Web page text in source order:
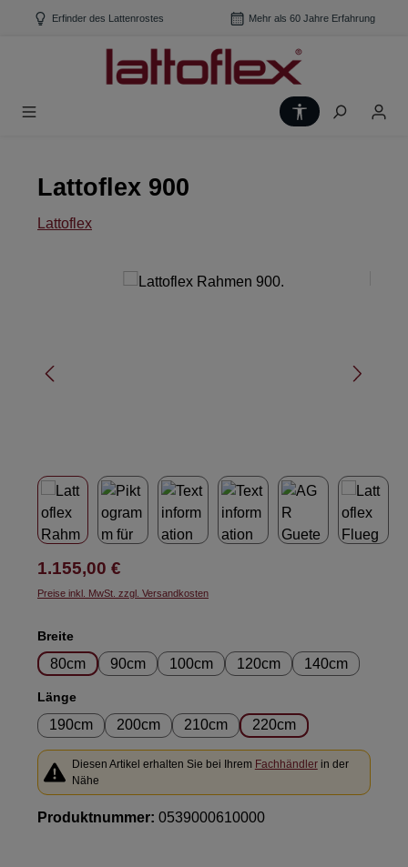
Zum Hauptinhalt springen
Erfinder des Lattenrostes Mehr als 60 Jahre Erfahrung
Lattoflex 900
Lattoflex
Bildergalerie überspringen
Regulärer Preis:
1.155,00 €
Preise inkl. MwSt. zzgl. Versandkosten
Breiteauswählen
80cm 90cm 100cm 120cm 140cm
Längeauswählen
190cm 200cm 210cm 220cm
Diesen Artikel erhalten Sie bei Ihrem Fachhändlerin der
Nähe
Produktnummer: 0539000610000